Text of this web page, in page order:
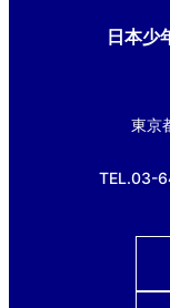
日本少
東京
TEL.03-